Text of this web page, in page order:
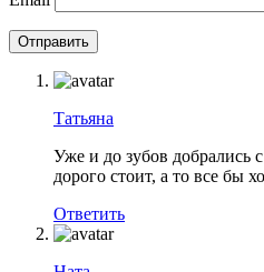
Татьяна
Уже и до зубов добрались
дорого стоит, а то все бы
Ответить